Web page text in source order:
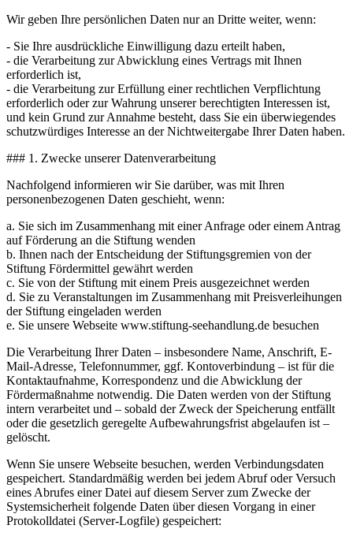
Wir geben Ihre persönlichen Daten nur an Dritte weiter, wenn:
- Sie Ihre ausdrückliche Einwilligung dazu erteilt haben,
- die Verarbeitung zur Abwicklung eines Vertrags mit Ihnen
erforderlich ist,
- die Verarbeitung zur Erfüllung einer rechtlichen Verpflichtung
erforderlich oder zur Wahrung unserer berechtigten Interessen ist,
und kein Grund zur Annahme besteht, dass Sie ein überwiegendes
schutzwürdiges Interesse an der Nichtweitergabe Ihrer Daten haben.
### 1. Zwecke unserer Datenverarbeitung
Nachfolgend informieren wir Sie darüber, was mit Ihren
personenbezogenen Daten geschieht, wenn:
a. Sie sich im Zusammenhang mit einer Anfrage oder einem Antrag
auf Förderung an die Stiftung wenden
b. Ihnen nach der Entscheidung der Stiftungsgremien von der
Stiftung Fördermittel gewährt werden
c. Sie von der Stiftung mit einem Preis ausgezeichnet werden
d. Sie zu Veranstaltungen im Zusammenhang mit Preisverleihungen
der Stiftung eingeladen werden
e. Sie unsere Webseite www.stiftung-seehandlung.de besuchen
Die Verarbeitung Ihrer Daten – insbesondere Name, Anschrift, E-
Mail-Adresse, Telefonnummer, ggf. Kontoverbindung – ist für die
Kontaktaufnahme, Korrespondenz und die Abwicklung der
Fördermaßnahme notwendig. Die Daten werden von der Stiftung
intern verarbeitet und – sobald der Zweck der Speicherung entfällt
oder die gesetzlich geregelte Aufbewahrungsfrist abgelaufen ist –
gelöscht.
Wenn Sie unsere Webseite besuchen, werden Verbindungsdaten
gespeichert. Standardmäßig werden bei jedem Abruf oder Versuch
eines Abrufes einer Datei auf diesem Server zum Zwecke der
Systemsicherheit folgende Daten über diesen Vorgang in einer
Protokolldatei (Server-Logfile) gespeichert: